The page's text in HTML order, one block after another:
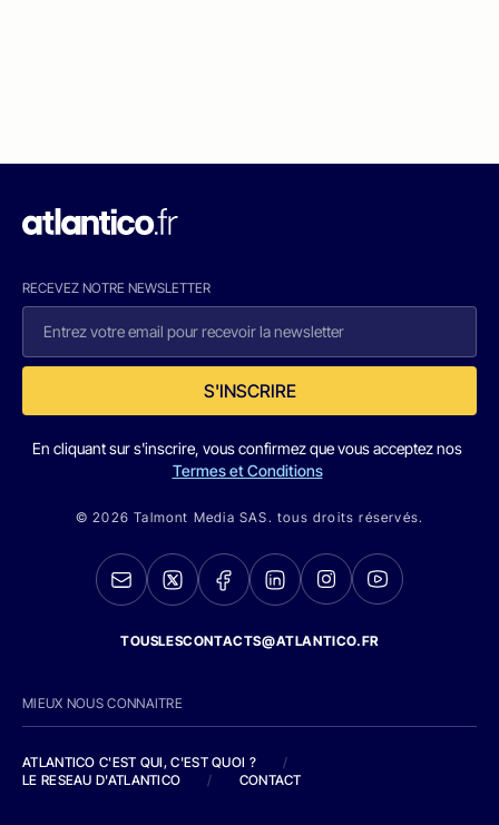
RECEVEZ NOTRE NEWSLETTER
S'INSCRIRE
En cliquant sur s'inscrire, vous confirmez que vous acceptez nos
Termes et Conditions
© 2026 Talmont Media SAS. tous droits réservés.
TOUSLESCONTACTS@ATLANTICO.FR
MIEUX NOUS CONNAITRE
ATLANTICO C'EST QUI, C'EST QUOI ?
/
LE RESEAU D'ATLANTICO
/ CONTACT